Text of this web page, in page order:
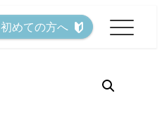
初めての方へ